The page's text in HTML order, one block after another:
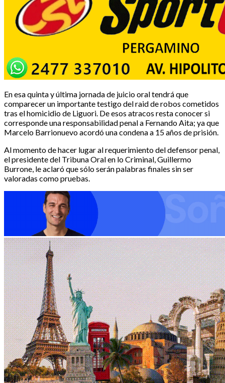
En esa quinta y última jornada de juicio oral tendrá que
comparecer un importante testigo del raid de robos cometidos
tras el homicidio de Liguori. De esos atracos resta conocer si
corresponde una responsabilidad penal a Fernando Aita; ya que
Marcelo Barrionuevo acordó una condena a 15 años de prisión.
Al momento de hacer lugar al requerimiento del defensor penal,
el presidente del Tribuna Oral en lo Criminal, Guillermo
Burrone, le aclaró que sólo serán palabras finales sin ser
valoradas como pruebas.